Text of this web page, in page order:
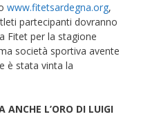
www.fitetsardegna.org,
partecipanti dovranno
Fitet per la stagione
società sportiva avente
è stata vinta la
L’ORO DI LUIGI